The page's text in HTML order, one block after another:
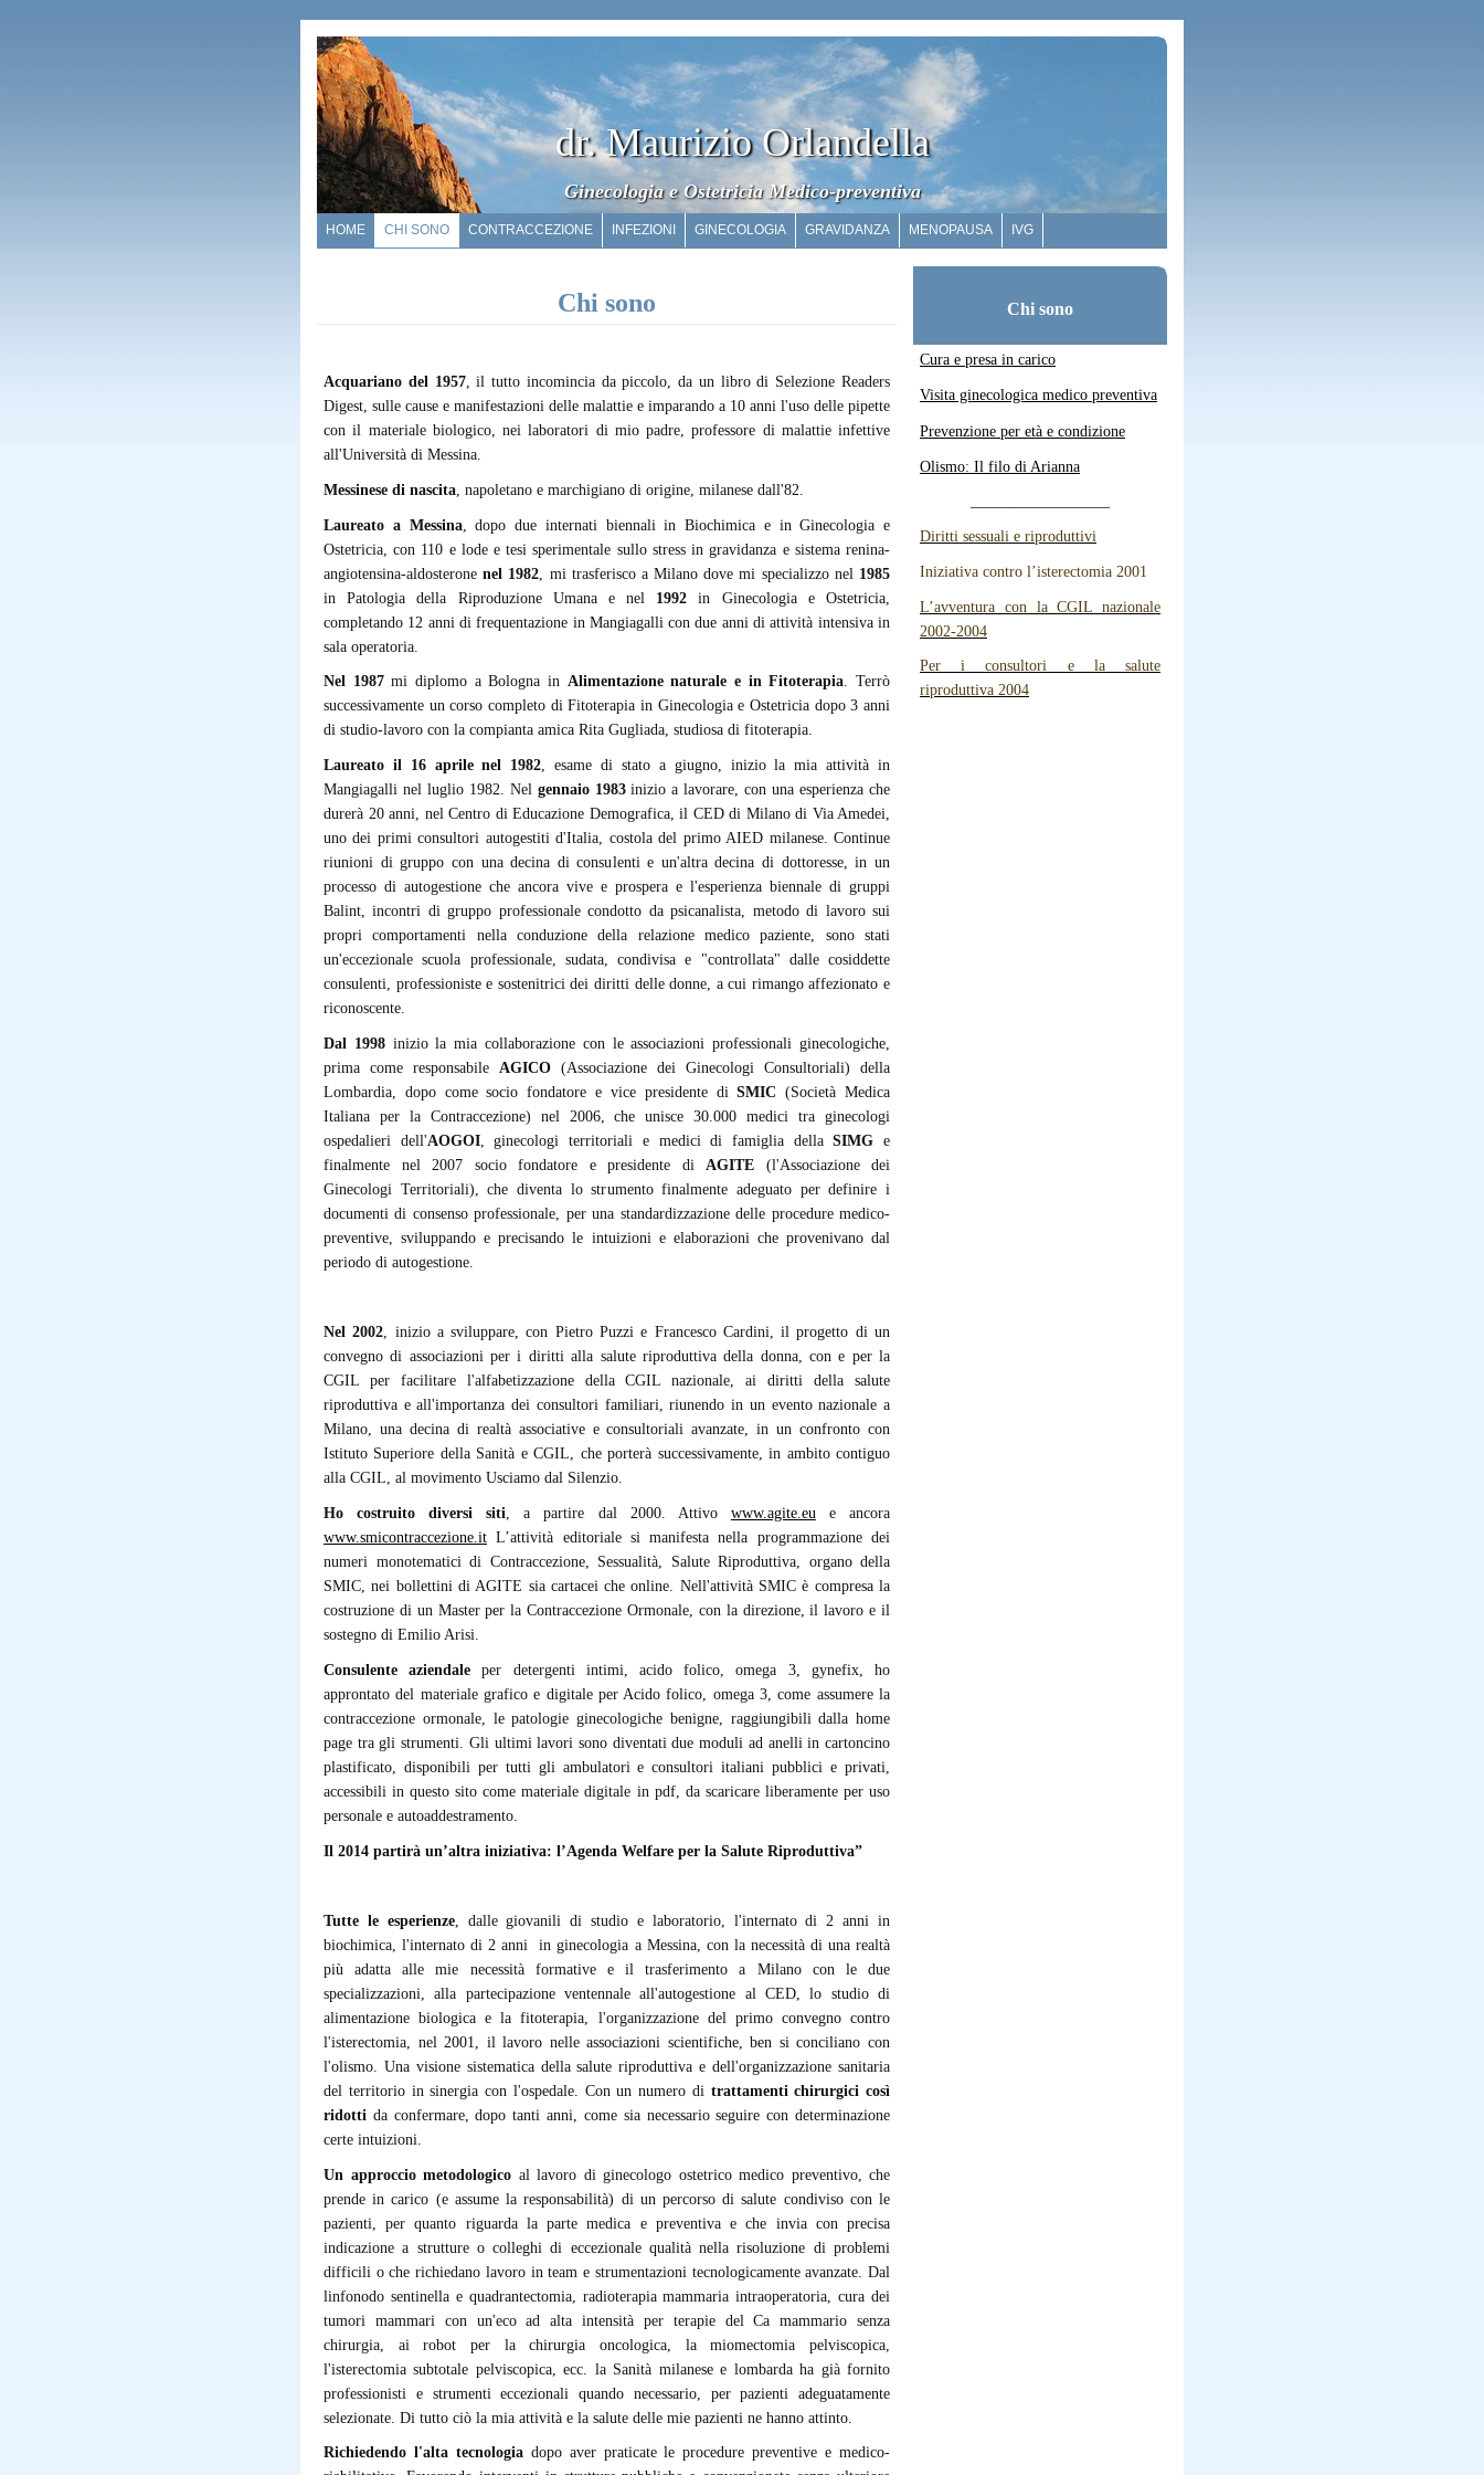
dr. Maurizio Orlandella
Ginecologia e Ostetricia Medico-preventiva
HOME CHI SONO CONTRACCEZIONE INFEZIONI GINECOLOGIA GRAVIDANZA MENOPAUSA IVG
Chi sono
Cura e presa in carico
Visita ginecologica medico preventiva
Prevenzione per età e condizione
Olismo: Il filo di Arianna
Diritti sessuali e riproduttivi
Iniziativa contro l’isterectomia 2001
L’avventura con la CGIL nazionale
2002-2004
Per i consultori e la salute
riproduttiva 2004
Chi sono
Acquariano del 1957, il tutto incomincia da piccolo, da un libro di Selezione Readers
Digest, sulle cause e manifestazioni delle malattie e imparando a 10 anni l'uso delle pipette
con il materiale biologico, nei laboratori di mio padre, professore di malattie infettive
all'Università di Messina.
Messinese di nascita, napoletano e marchigiano di origine, milanese dall'82.
Laureato a Messina, dopo due internati biennali in Biochimica e in Ginecologia e
Ostetricia, con 110 e lode e tesi sperimentale sullo stress in gravidanza e sistema renina-
angiotensina-aldosteronenel 1982 , mi trasferisco a Milano dove mi specializzo nel 1985
in Patologia della Riproduzione Umana e nel 1992 in Ginecologia e Ostetricia,
completando 12 anni di frequentazione in Mangiagalli con due anni di attività intensiva in
sala operatoria.
Nel 1987mi diplomo a Bologna in Alimentazione naturale e in Fitoterapia. Terrò
successivamente un corso completo di Fitoterapia in Ginecologia e Ostetricia dopo 3 anni
di studio-lavoro con la compianta amica Rita Gugliada, studiosa di fitoterapia.
Laureato il 16 aprile nel 1982, esame di stato a giugno, inizio la mia attività in
Mangiagalli nel luglio 1982. Nel gennaio 1983inizio a lavorare, con una esperienza che
durerà 20 anni, nel Centro di Educazione Demografica, il CED di Milano di Via Amedei,
uno dei primi consultori autogestiti d'Italia, costola del primo AIED milanese. Continue
riunioni di gruppo con una decina di consulenti e un'altra decina di dottoresse, in un
processo di autogestione che ancora vive e prospera e l'esperienza biennale di gruppi
Balint, incontri di gruppo professionale condotto da psicanalista, metodo di lavoro sui
propri comportamenti nella conduzione della relazione medico paziente, sono stati
un'eccezionale scuola professionale, sudata, condivisa e "controllata" dalle cosiddette
consulenti, professioniste e sostenitrici dei diritti delle donne, a cui rimango affezionato e
riconoscente.
Dal 1998inizio la mia collaborazione con le associazioni professionali ginecologiche,
prima come responsabile AGICO (Associazione dei Ginecologi Consultoriali) della
Lombardia, dopo come socio fondatore e vice presidente diSMIC (Società Medica
Italiana per la Contraccezione) nel 2006, che unisce 30.000 medici tra ginecologi
ospedalieri dell'AOGOI, ginecologi territoriali e medici di famiglia dellaSIMG e
finalmente nel 2007 socio fondatore e presidente di AGITE (l'Associazione dei
Ginecologi Territoriali), che diventa lo strumento finalmente adeguato per definire i
documenti di consenso professionale, per una standardizzazione delle procedure medico-
preventive, sviluppando e precisando le intuizioni e elaborazioni che provenivano dal
periodo di autogestione.
Nel 2002, inizio a sviluppare, con Pietro Puzzi e Francesco Cardini, il progetto di un
convegno di associazioni per i diritti alla salute riproduttiva della donna, con e per la
CGIL per facilitare l'alfabetizzazione della CGIL nazionale, ai diritti della salute
riproduttiva e all'importanza dei consultori familiari, riunendo in un evento nazionale a
Milano, una decina di realtà associative e consultoriali avanzate, in un confronto con
Istituto Superiore della Sanità e CGIL, che porterà successivamente, in ambito contiguo
alla CGIL, al movimento Usciamo dal Silenzio.
Ho costruito diversi siti, a partire dal 2000. Attivo www.agite.eue ancora
www.smicontraccezione.it L’attività editoriale si manifesta nella programmazione dei
numeri monotematici di Contraccezione, Sessualità, Salute Riproduttiva, organo della
SMIC, nei bollettini di AGITE sia cartacei che online. Nell'attività SMIC è compresa la
costruzione di un Master per la Contraccezione Ormonale, con la direzione, il lavoro e il
sostegno di Emilio Arisi.
Consulente aziendale per detergenti intimi, acido folico, omega 3, gynefix, ho
approntato del materiale grafico e digitale per Acido folico, omega 3, come assumere la
contraccezione ormonale, le patologie ginecologiche benigne, raggiungibili dalla home
page tra gli strumenti. Gli ultimi lavori sono diventati due moduli ad anelli in cartoncino
plastificato, disponibili per tutti gli ambulatori e consultori italiani pubblici e privati,
accessibili in questo sito come materiale digitale in pdf, da scaricare liberamente per uso
personale e autoaddestramento.
Il 2014 partirà un’altra iniziativa: l’Agenda Welfare per la Salute Riproduttiva”
Tutte le esperienze, dalle giovanili di studio e laboratorio, l'internato di 2 anni in
biochimica, l'internato di 2 anni in ginecologia a Messina, con la necessità di una realtà
più adatta alle mie necessità formative e il trasferimento a Milano con le due
specializzazioni, alla partecipazione ventennale all'autogestione al CED, lo studio di
alimentazione biologica e la fitoterapia, l'organizzazione del primo convegno contro
l'isterectomia, nel 2001, il lavoro nelle associazioni scientifiche, ben si conciliano con
l'olismo. Una visione sistematica della salute riproduttiva e dell'organizzazione sanitaria
del territorio in sinergia con l'ospedale. Con un numero di trattamenti chirurgici così
ridotti da confermare, dopo tanti anni, come sia necessario seguire con determinazione
certe intuizioni.
Un approccio metodologico al lavoro di ginecologo ostetrico medico preventivo, che
prende in carico (e assume la responsabilità) di un percorso di salute condiviso con le
pazienti, per quanto riguarda la parte medica e preventiva e che invia con precisa
indicazione a strutture o colleghi di eccezionale qualità nella risoluzione di problemi
difficili o che richiedano lavoro in team e strumentazioni tecnologicamente avanzate. Dal
linfonodo sentinella e quadrantectomia, radioterapia mammaria intraoperatoria, cura dei
tumori mammari con un'eco ad alta intensità per terapie del Ca mammario senza
chirurgia, ai robot per la chirurgia oncologica, la miomectomia pelviscopica,
l'isterectomia subtotale pelviscopica, ecc. la Sanità milanese e lombarda ha già fornito
professionisti e strumenti eccezionali quando necessario, per pazienti adeguatamente
selezionate. Di tutto ciò la mia attività e la salute delle mie pazienti ne hanno attinto.
Richiedendo l'alta tecnologiadopo aver praticate le procedure preventive e medico-